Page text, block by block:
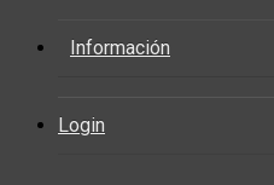
Información
Login